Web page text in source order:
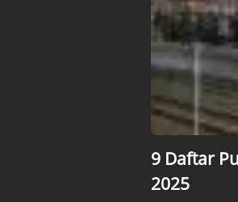
9 Daftar
2025